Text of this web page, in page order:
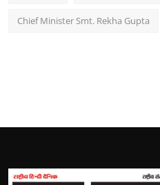
Chief Minister Smt. Rekha Gupta